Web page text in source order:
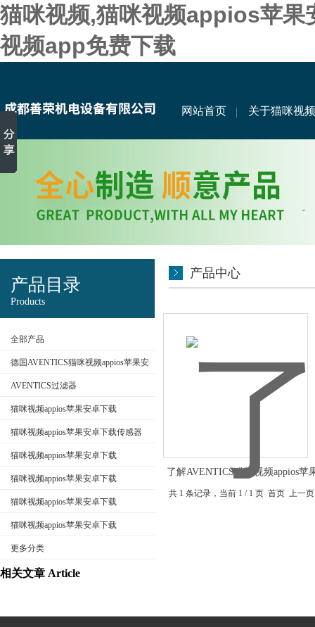
猫咪视频,猫咪视频appios苹果
视频app免费下载
网站首页 关于猫咪视频
产品目录
Products
全部产品
德国AVENTICS猫咪视频appios苹果安
卓下载
AVENTICS过滤器
猫咪视频appios苹果安卓下载
AVENTICS换向阀
猫咪视频appios苹果安卓下载传感器
猫咪视频appios苹果安卓下载
AVENTICS电磁阀
猫咪视频appios苹果安卓下载
AVENTICS气缸
猫咪视频appios苹果安卓下载
AVENTICS接头
猫咪视频appios苹果安卓下载
AVENTICS气动元件
更多分类
相关文章 Article
产品中心
了解AVENTICS猫咪视频appios苹
共 1 条记录，当前 1 / 1 页 首页 上